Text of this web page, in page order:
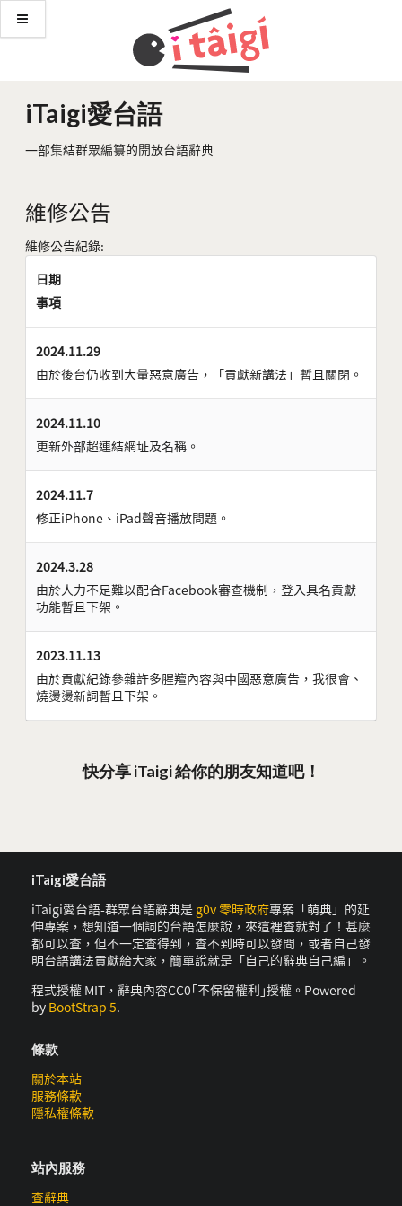
iTaigi愛台語
一部集結群眾編纂的開放台語辭典
維修公告
維修公告紀錄:
日期
事項
2024.11.29
由於後台仍收到大量惡意廣告，「貢獻新講法」暫且關閉。
2024.11.10
更新外部超連結網址及名稱。
2024.11.7
修正iPhone、iPad聲音播放問題。
2024.3.28
由於人力不足難以配合Facebook審查機制，登入具名貢獻
功能暫且下架。
2023.11.13
由於貢獻紀錄參雜許多腥羶內容與中國惡意廣告，我很會、
燒燙燙新詞暫且下架。
快分享 iTaigi 給你的朋友知道吧！
iTaigi愛台語
iTaigi愛台語-群眾台語辭典是 g0v 零時政府專案「萌典」的延
伸專案，想知道一個詞的台語怎麼說，來這裡查就對了！甚麼
都可以查，但不一定查得到，查不到時可以發問，或者自己發
明台語講法貢獻給大家，簡單說就是「自己的辭典自己編」。
程式授權 MIT，辭典內容CC0｢不保留權利｣授權。Powered
by BootStrap 5.
條款
關於本站
服務條款
隱私權條款
站內服務
查辭典